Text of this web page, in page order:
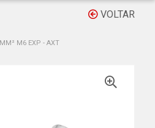
VOLTAR
M6 EXP - AXT